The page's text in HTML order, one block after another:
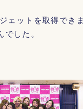
ェットを取得できま
でした。